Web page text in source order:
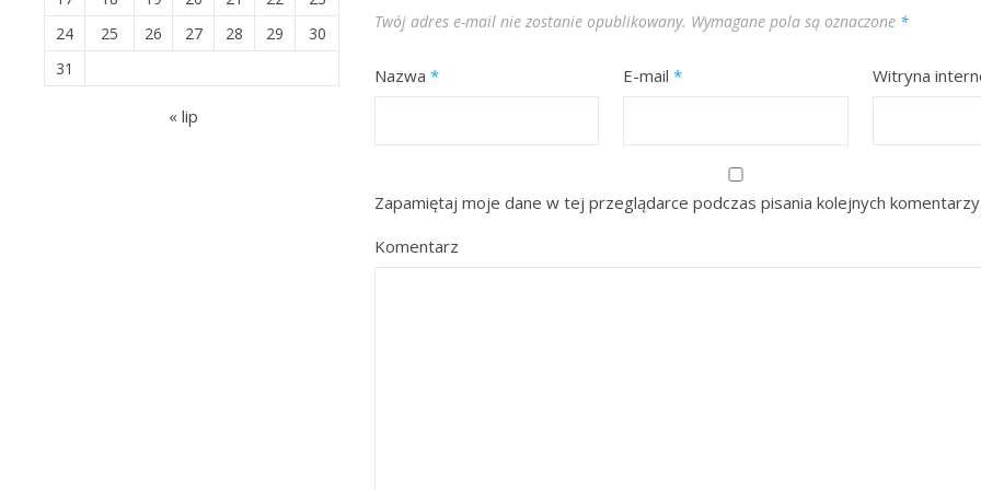
24
25 26 27 28 29
30
31
« lip
Twój adres e-mail nie zostanie opublikowany. Wymagane pola są oznaczone *
Nazwa * E-mail* Witryna
Zapamiętaj moje dane w tej przeglądarce podczas pisania kolejnych komentarzy.
Komentarz